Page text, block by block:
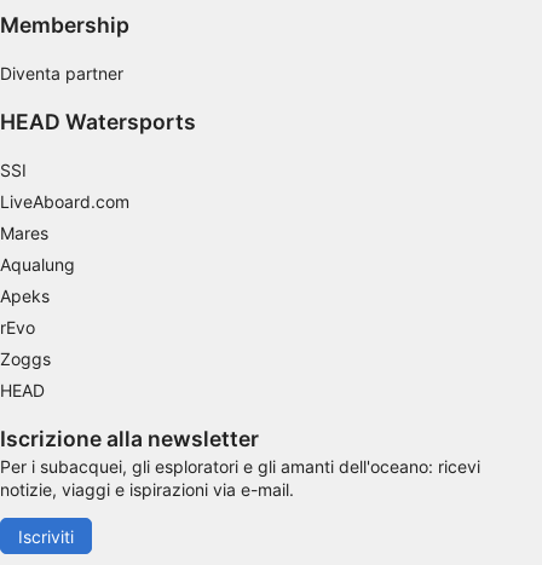
Membership
Diventa partner
HEAD Watersports
SSI
LiveAboard.com
Mares
Aqualung
Apeks
rEvo
Zoggs
HEAD
Iscrizione alla newsletter
Per i subacquei, gli esploratori e gli amanti dell'oceano: ricevi
notizie, viaggi e ispirazioni via e-mail.
Iscriviti
Utilizzare dati di geolocalizzazione precisi
Riconoscere i dispositivi in base a
Finalità di trattamento non legate all'AIAB:
Necessario
Prestazione